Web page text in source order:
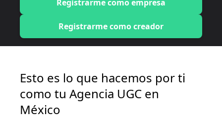
Registrarme como empresa
Registrarme como creador
Esto es lo que hacemos por ti
como tu Agencia UGC en
México